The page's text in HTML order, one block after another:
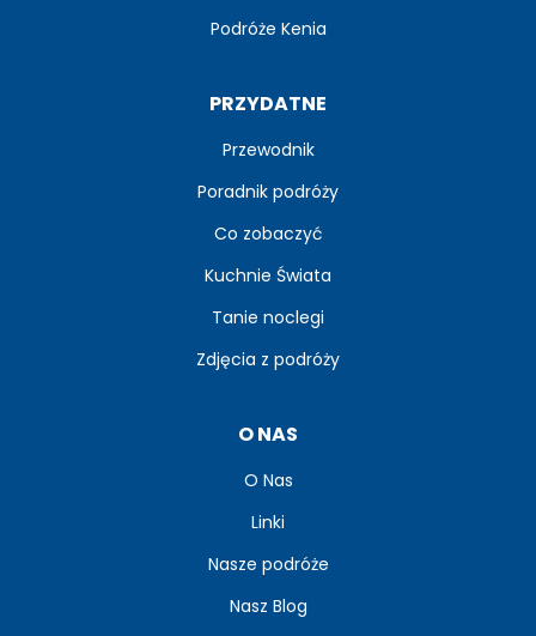
Podróże Kenia
PRZYDATNE
Przewodnik
Poradnik podróży
Co zobaczyć
Kuchnie Świata
Tanie noclegi
Zdjęcia z podróży
O NAS
O Nas
Linki
Nasze podróże
Nasz Blog